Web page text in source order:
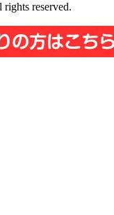
reserved.